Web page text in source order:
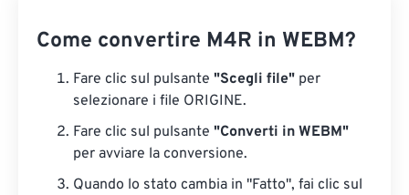
Come convertire M4R in WEBM?
Fare clic sul pulsante "Scegli file" per
selezionare i file ORIGINE.
Fare clic sul pulsante "Converti in WEBM"
per avviare la conversione.
Quando lo stato cambia in "Fatto", fai clic sul